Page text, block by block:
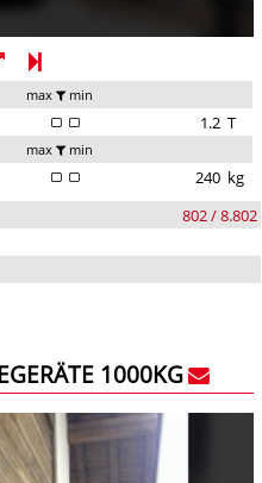
max min
1.2 T
max min
240 kg
802 / 8.802
1000KG